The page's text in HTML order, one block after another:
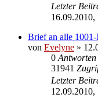
Letzter
16.09.2010,
Brief an alle
von Evelyne »
0 Antworten
31941
Letzter
12.09.2010,